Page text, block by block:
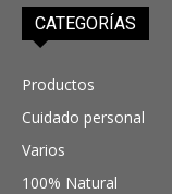
CATEGORÍAS
Productos
Cuidado personal
Varios
100% Natural